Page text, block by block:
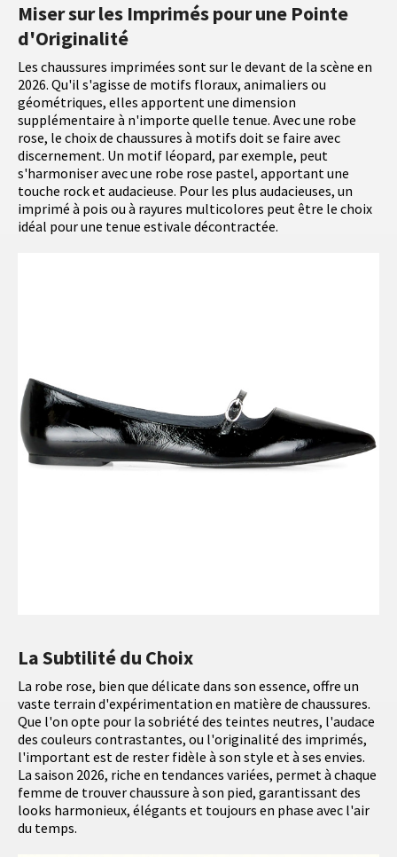
Miser sur les Imprimés pour une Pointe
d'Originalité
Les chaussures imprimées sont sur le devant de la scène en
2026. Qu'il s'agisse de motifs floraux, animaliers ou
géométriques, elles apportent une dimension
supplémentaire à n'importe quelle tenue. Avec une robe
rose, le choix de chaussures à motifs doit se faire avec
discernement. Un motif léopard, par exemple, peut
s'harmoniser avec une robe rose pastel, apportant une
touche rock et audacieuse. Pour les plus audacieuses, un
imprimé à pois ou à rayures multicolores peut être le choix
idéal pour une tenue estivale décontractée.
La Subtilité du Choix
La robe rose, bien que délicate dans son essence, offre un
vaste terrain d'expérimentation en matière de chaussures.
Que l'on opte pour la sobriété des teintes neutres, l'audace
des couleurs contrastantes, ou l'originalité des imprimés,
l'important est de rester fidèle à son style et à ses envies.
La saison 2026, riche en tendances variées, permet à chaque
femme de trouver chaussure à son pied, garantissant des
looks harmonieux, élégants et toujours en phase avec l'air
du temps.